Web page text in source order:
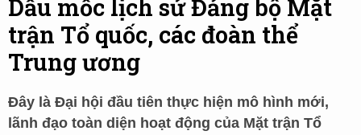
Dấu mốc lịch sử Đảng bộ Mặt
trận Tổ quốc, các đoàn thể
Trung ương
Đây là Đại hội đầu tiên thực hiện mô hình mới,
lãnh đạo toàn diện hoạt động của Mặt trận Tổ